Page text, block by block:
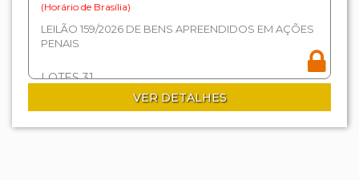
(Horário de Brasília)
LEILÃO 159/2026 DE BENS APREENDIDOS EM AÇÕES
PENAIS
LOTES 31
VER DETALHES